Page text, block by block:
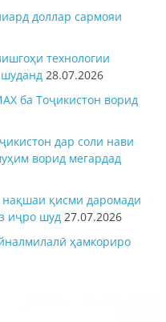
доллар сармояи
технологии
28.07.2026
ба Тоҷикистон ворид
дар соли нави
ворид мегардад
қисми даромади
иҷро шуд 27.07.2026
ҳамкориро